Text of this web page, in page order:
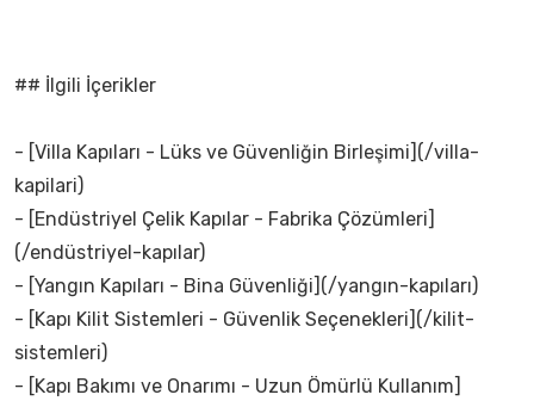
## İlgili İçerikler
- [Villa Kapıları - Lüks ve Güvenliğin Birleşimi](/villa-
kapilari)
- [Endüstriyel Çelik Kapılar - Fabrika Çözümleri]
(/endüstriyel-kapılar)
- [Yangın Kapıları - Bina Güvenliği](/yangın-kapıları)
- [Kapı Kilit Sistemleri - Güvenlik Seçenekleri](/kilit-
sistemleri)
- [Kapı Bakımı ve Onarımı - Uzun Ömürlü Kullanım]